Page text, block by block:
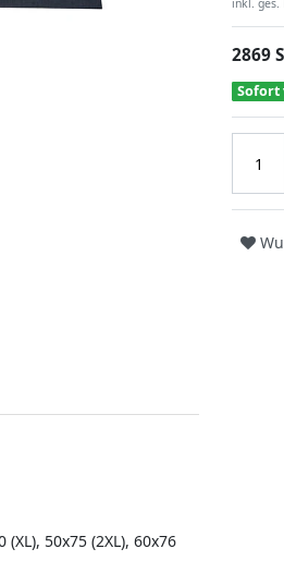
inkl. ges.
2869
Sofort
(XL), 50x75 (2XL), 60x76